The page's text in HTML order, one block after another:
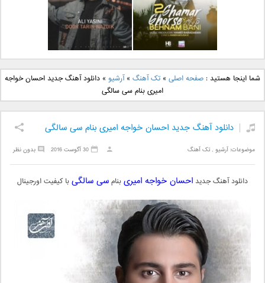
دانلود آهنگ جدید بهنام
بانی بنام قرص قمر 2
دانلود آهنگ جدید علی
یاسینی بنام دورترین نزدیک
شما اینجا هستید :صفحه اصلی »تک آهنگ »آرشیو »دانلود آهنگ جدید احسان خواجه
امیری بنام سی سالگی
دانلود آهنگ جدید احسان خواجه امیری بنام سی سالگی
موضوعات:آرشیو ,تک آهنگ بدون نظر 30 آگوست 2016
دانلود آهنگ جدید احسان خواجه امیریبنامسی سالگیبا کیفیت اورجینال